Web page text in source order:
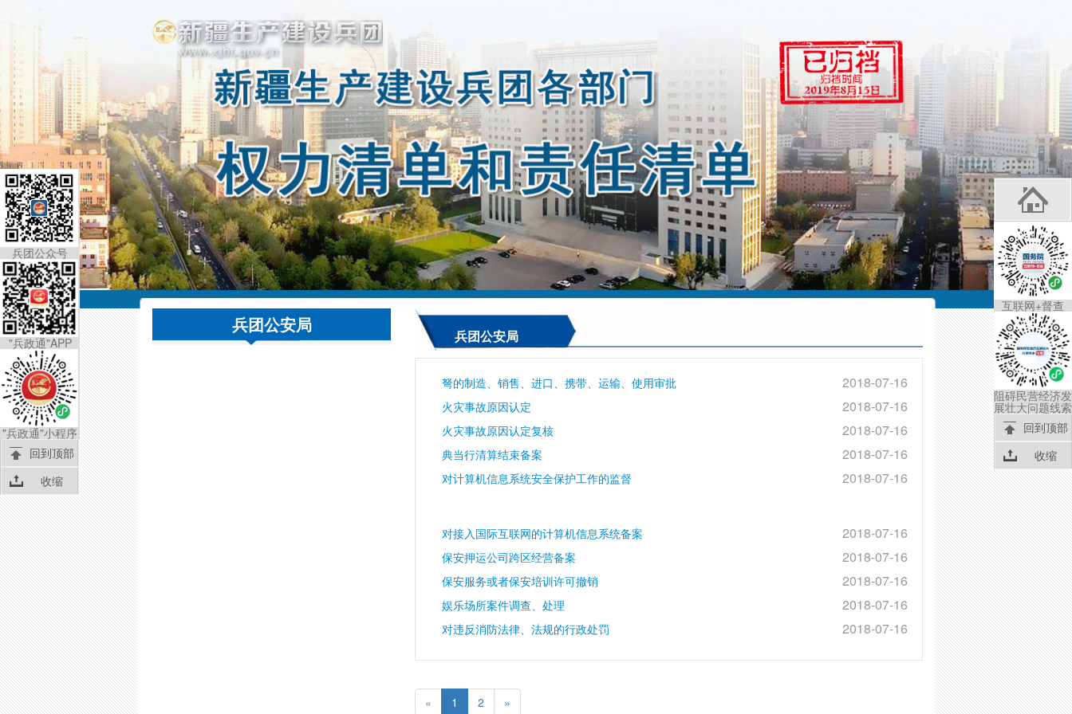
兵团公安局
兵团公安局
弩的制造、销售、进口、携带、运输、使用审批 2018-07-16
火灾事故原因认定 2018-07-16
火灾事故原因认定复核 2018-07-16
典当行清算结束备案 2018-07-16
对计算机信息系统安全保护工作的监督 2018-07-16
对接入国际互联网的计算机信息系统备案 2018-07-16
保安押运公司跨区经营备案 2018-07-16
保安服务或者保安培训许可撤销 2018-07-16
娱乐场所案件调查、处理 2018-07-16
对违反消防法律、法规的行政处罚 2018-07-16
« 1 2 »
互联网+督查
阻碍民营经济发
展壮大问题线索
回到顶部
收缩
兵团公众号
"兵政通"APP
"兵政通"小程序
回到顶部
收缩